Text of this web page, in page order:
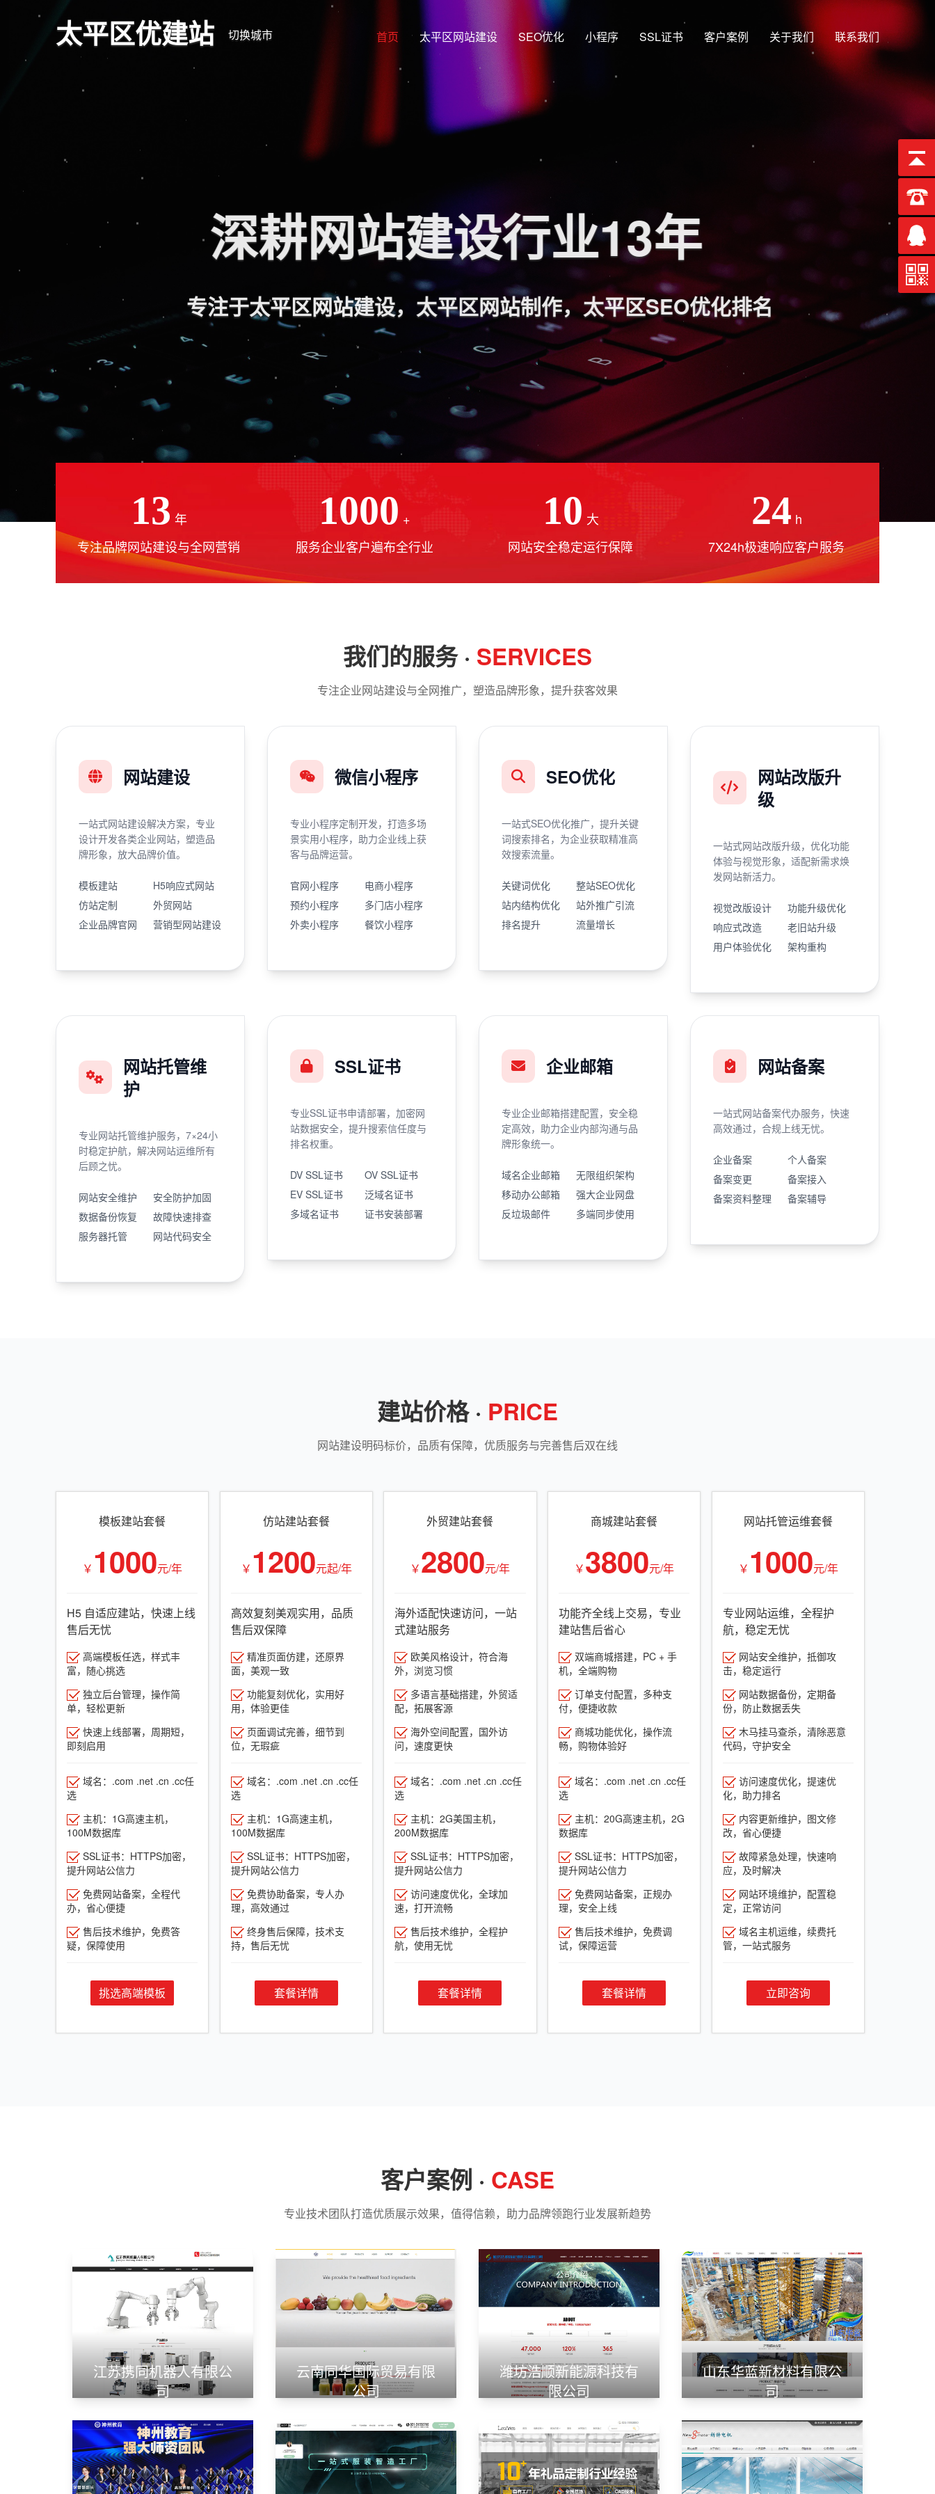
太平区优建站 切换城市 首页 太平区网站建设 SEO优化 小程序 SSL证书 客户案例 关于我们 联系我们
深耕网站建设行业13年
专注于太平区网站建设，太平区网站制作，太平区SEO优化排名
13 年
专注品牌网站建设与全网营销
1000 +
服务企业客户遍布全行业
10 大
网站安全稳定运行保障
24 h
7X24h极速响应客户服务
我们的服务 · SERVICES
专注企业网站建设与全网推广，塑造品牌形象，提升获客效果
网站建设
一站式网站建设解决方案，专业
设计开发各类企业网站，塑造品
牌形象，放大品牌价值。
模板建站
H5响应式网站
仿站定制
外贸网站
企业品牌官网
营销型网站建设
微信小程序
专业小程序定制开发，打造多场
景实用小程序，助力企业线上获
客与品牌运营。
官网小程序
电商小程序
预约小程序
多门店小程序
外卖小程序
餐饮小程序
SEO优化
一站式SEO优化推广，提升关键
词搜索排名，为企业获取精准高
效搜索流量。
关键词优化
整站SEO优化
站内结构优化
站外推广引流
排名提升
流量增长
网站改版升
级
一站式网站改版升级，优化功能
体验与视觉形象，适配新需求焕
发网站新活力。
视觉改版设计
功能升级优化
响应式改造
老旧站升级
用户体验优化
架构重构
网站托管维
护
专业网站托管维护服务，7×24小
时稳定护航，解决网站运维所有
后顾之忧。
网站安全维护
安全防护加固
数据备份恢复
故障快速排查
服务器托管
网站代码安全
SSL证书
专业SSL证书申请部署，加密网
站数据安全，提升搜索信任度与
排名权重。
DV SSL证书
OV SSL证书
EV SSL证书
泛域名证书
多域名证书
证书安装部署
企业邮箱
专业企业邮箱搭建配置，安全稳
定高效，助力企业内部沟通与品
牌形象统一。
域名企业邮箱
无限组织架构
移动办公邮箱
强大企业网盘
反垃圾邮件
多端同步使用
网站备案
一站式网站备案代办服务，快速
高效通过，合规上线无忧。
企业备案
个人备案
备案变更
备案接入
备案资料整理
备案辅导
建站价格 · PRICE
网站建设明码标价，品质有保障，优质服务与完善售后双在线
模板建站套餐
￥ 1000元/年
H5 自适应建站，快速上线
售后无忧
高端模板任选，样式丰
富，随心挑选
独立后台管理，操作简
单，轻松更新
快速上线部署，周期短，
即刻启用
域名：.com .net .cn .cc任
选
主机：1G高速主机，
100M数据库
SSL证书：HTTPS加密，
提升网站公信力
免费网站备案，全程代
办，省心便捷
售后技术维护，免费答
疑，保障使用
挑选高端模板
仿站建站套餐
￥ 1200元起/年
高效复刻美观实用，品质
售后双保障
精准页面仿建，还原界
面，美观一致
功能复刻优化，实用好
用，体验更佳
页面调试完善，细节到
位，无瑕疵
域名：.com .net .cn .cc任
选
主机：1G高速主机，
100M数据库
SSL证书：HTTPS加密，
提升网站公信力
免费协助备案，专人办
理，高效通过
终身售后保障，技术支
持，售后无忧
套餐详情
外贸建站套餐
￥2800元/年
海外适配快速访问，一站
式建站服务
欧美风格设计，符合海
外，浏览习惯
多语言基础搭建，外贸适
配，拓展客源
海外空间配置，国外访
问，速度更快
域名：.com .net .cn .cc任
选
主机：2G美国主机，
200M数据库
SSL证书：HTTPS加密，
提升网站公信力
访问速度优化，全球加
速，打开流畅
售后技术维护，全程护
航，使用无忧
套餐详情
商城建站套餐
￥3800元/年
功能齐全线上交易，专业
建站售后省心
双端商城搭建，PC + 手
机，全端购物
订单支付配置，多种支
付，便捷收款
商城功能优化，操作流
畅，购物体验好
域名：.com .net .cn .cc任
选
主机：20G高速主机，2G
数据库
SSL证书：HTTPS加密，
提升网站公信力
免费网站备案，正规办
理，安全上线
售后技术维护，免费调
试，保障运营
套餐详情
网站托管运维套餐
￥ 1000元/年
专业网站运维，全程护
航，稳定无忧
网站安全维护，抵御攻
击，稳定运行
网站数据备份，定期备
份，防止数据丢失
木马挂马查杀，清除恶意
代码，守护安全
访问速度优化，提速优
化，助力排名
内容更新维护，图文修
改，省心便捷
故障紧急处理，快速响
应，及时解决
网站环境维护，配置稳
定，正常访问
域名主机运维，续费托
管，一站式服务
立即咨询
客户案例 · CASE
专业技术团队打造优质展示效果，值得信赖，助力品牌领跑行业发展新趋势
江苏携同机器人有限公
司
云南同华国际贸易有限
公司
潍坊浩顺新能源科技有
限公司
山东华蓝新材料有限公
司